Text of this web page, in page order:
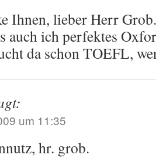
Ihnen, lieber Herr
auch ich perfektes
da schon TOEFL,
um 11:35
hr. grob.